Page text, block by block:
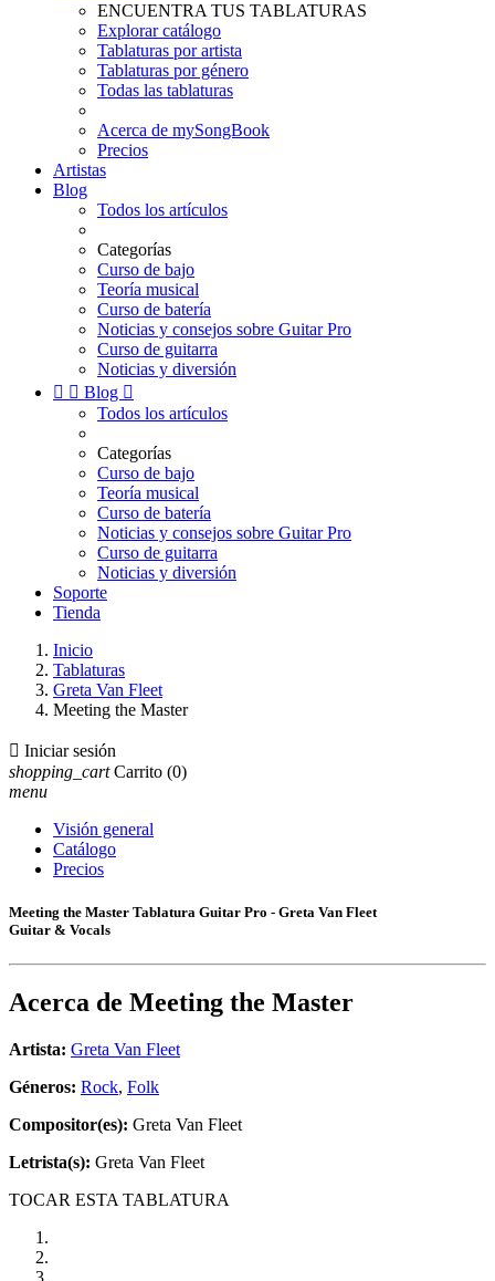
ENCUENTRA TUS TABLATURAS
Explorar catálogo
Tablaturas por artista
Tablaturas por género
Todas las tablaturas
Acerca de mySongBook
Precios
Artistas
Blog
Todos los artículos
Categorías
Curso de bajo
Teoría musical
Curso de batería
Noticias y consejos sobre Guitar Pro
Curso de guitarra
Noticias y diversión
  Blog 
Todos los artículos
Categorías
Curso de bajo
Teoría musical
Curso de batería
Noticias y consejos sobre Guitar Pro
Curso de guitarra
Noticias y diversión
Soporte
Tienda
Inicio
Tablaturas
Greta Van Fleet
Meeting the Master
 Iniciar sesión
shopping_cart Carrito (0)
menu
Visión general
Catálogo
Precios
Meeting the Master Tablatura Guitar Pro - Greta Van Fleet
Guitar & Vocals
Acerca de Meeting the Master
Artista: Greta Van Fleet
Géneros: Rock, Folk
Compositor(es): Greta Van Fleet
Letrista(s): Greta Van Fleet
TOCAR ESTA TABLATURA